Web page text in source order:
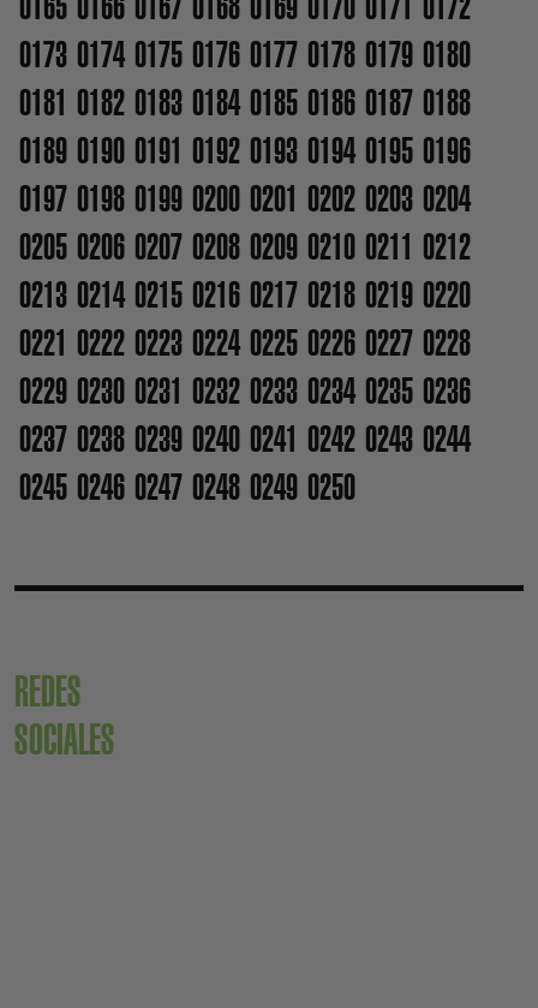
0173 0174 0175 0176 0177 0178 0179 0180
0181 0182 0183 0184 0185 0186 0187 0188
0189 0190 0191 0192 0193 0194 0195 0196
0197 0198 0199 0200 0201 0202 0203 0204
0205 0206 0207 0208 0209 0210 0211 0212
0213 0214 0215 0216 0217 0218 0219 0220
0221 0222 0223 0224 0225 0226 0227 0228
0229 0230 0231 0232 0233 0234 0235 0236
0237 0238 0239 0240 0241 0242 0243 0244
0245 0246 0247 0248 0249 0250
REDES
SOCIALES